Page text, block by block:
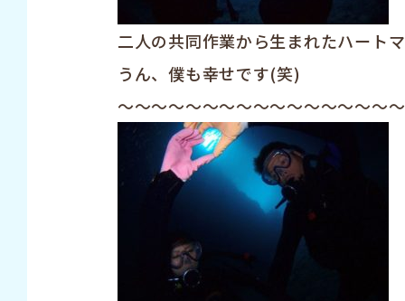
二人の共同作業から生まれたハート
うん、僕も幸せです(笑)
～～～～～～～～～～～～～～～～